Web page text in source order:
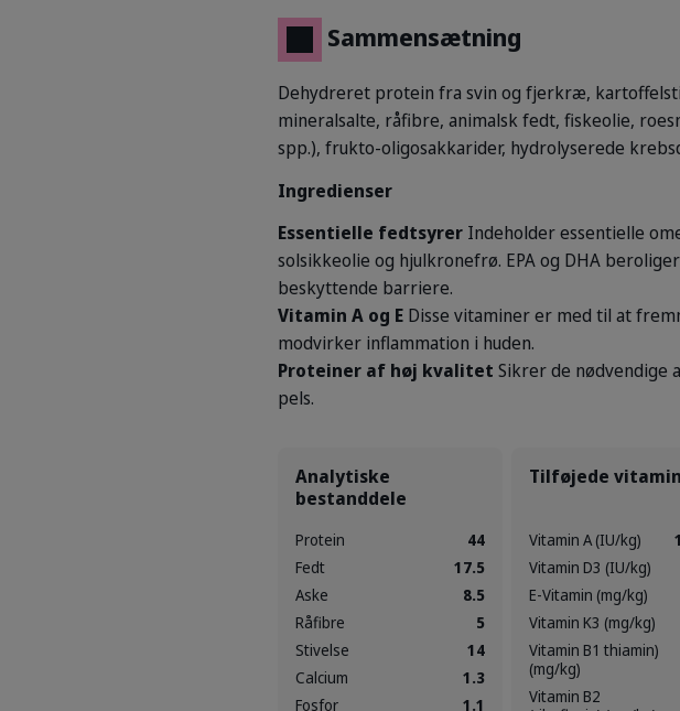
Sammensætning
Dehydreret protein fra svin og fjerkræ,
mineralsalte, råfibre, animalsk fedt, fiskeolie,
spp.), frukto-oligosakkarider, hydrolyserede
Ingredienser
Essentielle fedtsyrer Indeholder essentielle
solsikkeolie og hjulkronefrø. EPA og DHA
beskyttende barriere.
Vitamin A og E Disse vitaminer er med til at
modvirker inflammation i huden.
Proteiner af høj kvalitet Sikrer de nødvendige
pels.
Analytiske
bestanddele
Protein
44
Fedt
17.5
Aske
8.5
Råfibre
5
Stivelse
14
Calcium
1.3
Fosfor
1.1
Tilføjede
Vitamin A (IU/kg)
Vitamin D3 (IU/kg)
E-Vitamin (mg/kg)
Vitamin K3 (mg/kg)
Vitamin B1 thiamin)
(mg/kg)
Vitamin B2